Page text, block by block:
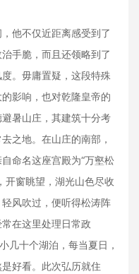
他不仅近距离感受到了
手脆，而且还领略到了
。毋庸置疑，这段特殊
影响，也对乾隆皇帝的
暑山庄，其建筑十分考
之地。在山庄的南部，
命名这座宫殿为“万壑松
开窗眺望，湖光山色尽收
风吹过，便听得松涛阵
在这里处理日常政
几十个湖泊，每当夏日，
好看。此次弘历就住